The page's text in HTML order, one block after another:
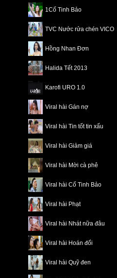
1Cố Tinh Bảo
TVC Nước rửa chén VICO
Hồng Nhan Đơn
Halida Tết 2013
Karofi URO 1.0
Viral hài Gán nợ
Viral hài Tin tốt tin xấu
Viral hài Giảm giá
Viral hài Mời cà phê
Viral hài Cố Tinh Bảo
Viral hài Phạt
Viral hài Nhát nữa đâu
Viral hài Hoán đổi
Viral hài Quỹ đen